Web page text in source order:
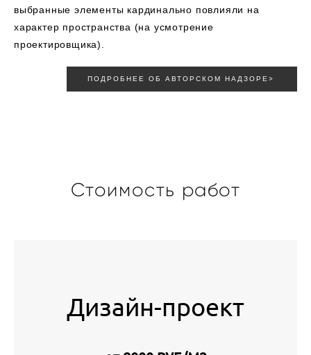
выбранные элементы кардинально повлияли на
характер пространства (на усмотрение
проектировщика).
ПОДРОБНЕЕ ОБ АВТОРСКОМ НАДЗОРЕ>
Стоимость работ
Дизайн-проект